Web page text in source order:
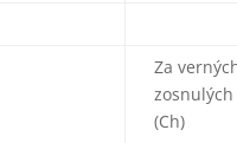
Za
zosnulých
(Ch)